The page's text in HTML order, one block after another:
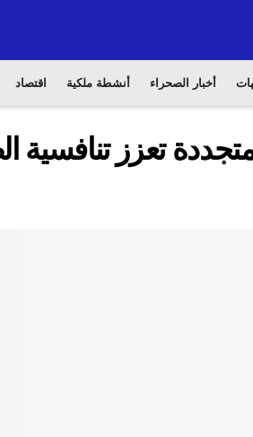
أخبار الصحراء أنشطة ملكية اقتصاد
تعزز تنافسية